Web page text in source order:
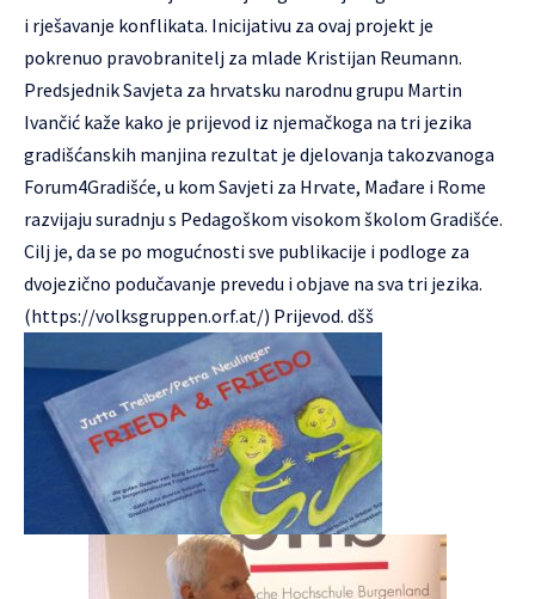
i rješavanje konflikata. Inicijativu za ovaj projekt je
pokrenuo pravobranitelj za mlade Kristijan Reumann.
Predsjednik Savjeta za hrvatsku narodnu grupu Martin
Ivančić kaže kako je prijevod iz njemačkoga na tri jezika
gradišćanskih manjina rezultat je djelovanja takozvanoga
Forum4Gradišće, u kom Savjeti za Hrvate, Mađare i Rome
razvijaju suradnju s Pedagoškom visokom školom Gradišće.
Cilj je, da se po mogućnosti sve publikacije i podloge za
dvojezično podučavanje prevedu i objave na sva tri jezika.
(https://volksgruppen.orf.at/) Prijevod. dšš